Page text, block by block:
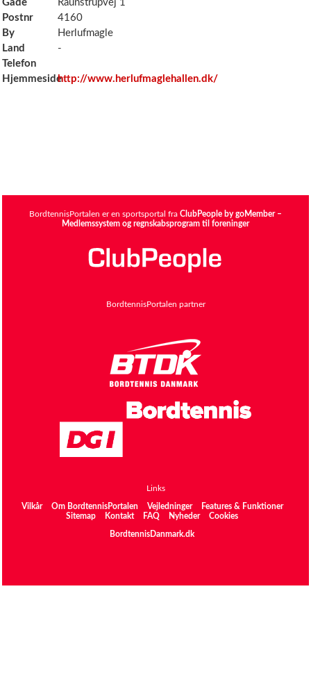
Gade
Raunstrupvej 1
Postnr
4160
By
Herlufmagle
Land
-
Telefon
Hjemmesidehttp://www.herlufmaglehallen.dk/
BordtennisPortalen er en sportsportal fra ClubPeople by goMember –
Medlemssystem og regnskabsprogram til foreninger
BordtennisPortalen partner
Links
Vilkår Om BordtennisPortalen Vejledninger
Features & Funktioner
Sitemap
Kontakt FAQ Nyheder Cookies
BordtennisDanmark.dk